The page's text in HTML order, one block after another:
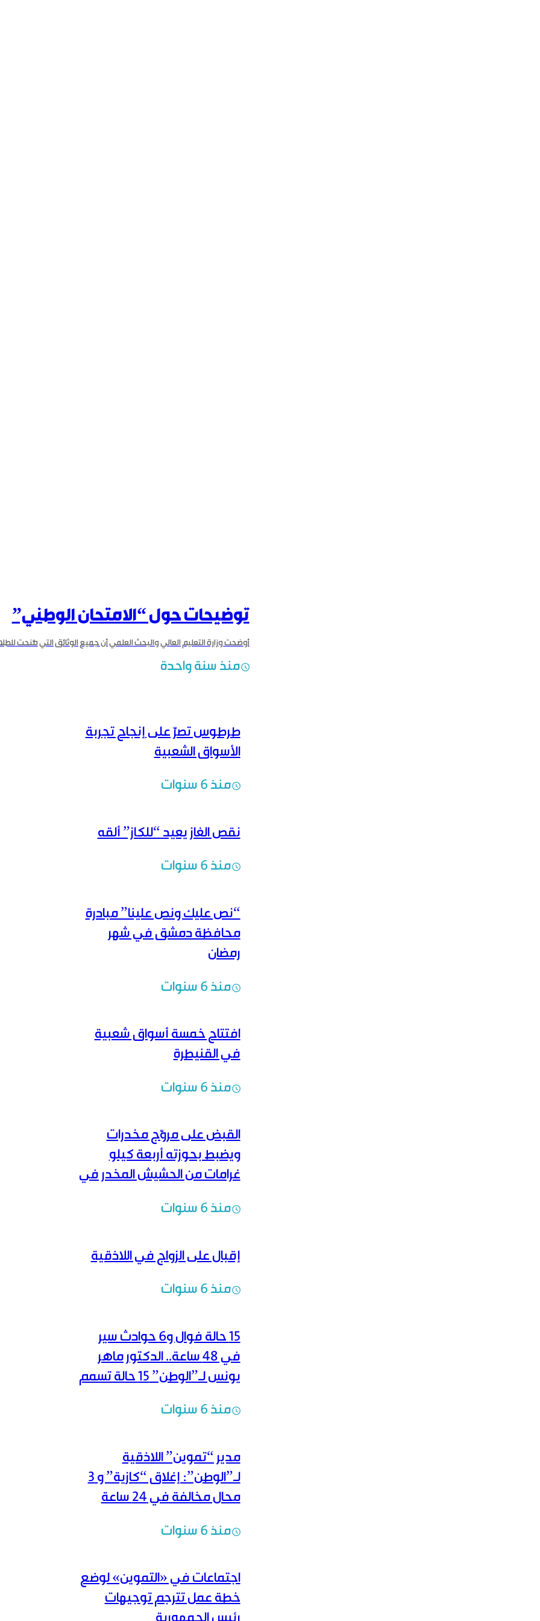
توضيحات حول “الامتحان الوطني”
منذ سنة واحدة
طرطوس تصرّ على إنجاح تجربة
الأسواق الشعبية
منذ 6 سنوات
نقص الغاز يعيد “للكاز” ألقه
منذ 6 سنوات
“نص عليك ونص علينا” مبادرة
محافظة دمشق في شهر
رمضان
منذ 6 سنوات
افتتاح خمسة أسواق شعبية
في القنيطرة
منذ 6 سنوات
القبض على مروّج مخدرات
ويضبط بحوزته أربعة كيلو
غرامات من الحشيش المخدر في
منذ 6 سنوات
إقبال على الزواج في اللاذقية
منذ 6 سنوات
15 حالة فوال و6 حوادث سير
في 48 ساعة.. الدكتور ماهر
يونس لـ”الوطن” 15 حالة تسمم
خلال الـ 48 ساعة الماضية فقط
منذ 6 سنوات
مدير “تموين” اللاذقية
لـ”الوطن”: إغلاق “كازية” و 3
محال مخالفة في 24 ساعة
منذ 6 سنوات
اجتماعات في «التموين» لوضع
خطة عمل تترجم توجيهات